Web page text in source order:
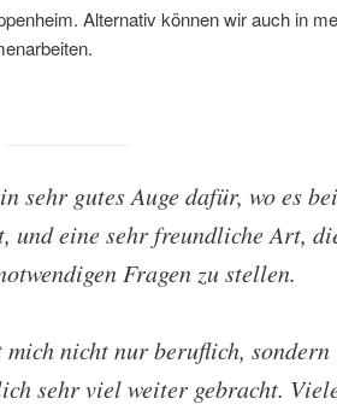
Alternativ können wir auch in
sehr gutes Auge dafür, wo es
und eine sehr freundliche Art,
Fragen zu stellen.
mich nicht nur beruflich, sondern
sehr viel weiter gebracht.